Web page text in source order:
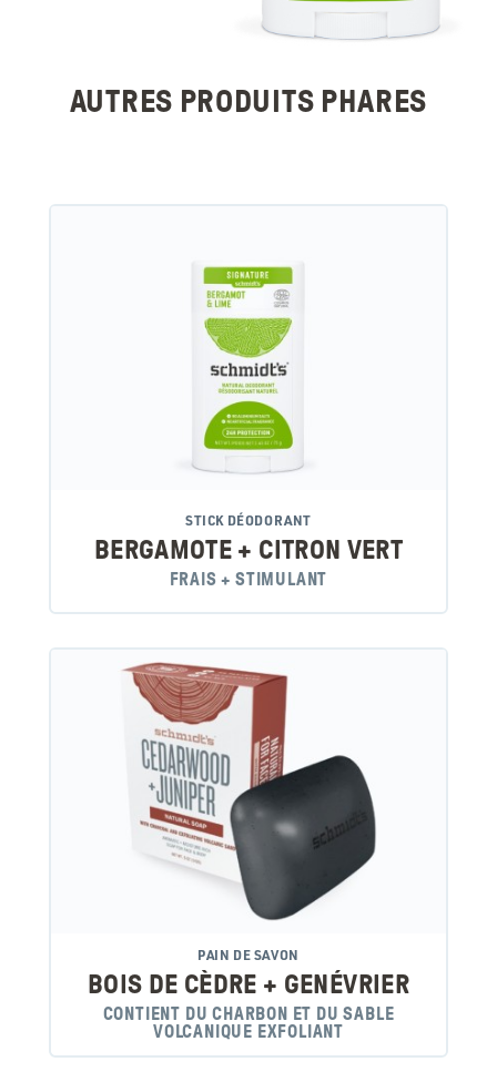
AUTRES PRODUITS PHARES
STICK DÉODORANT
BERGAMOTE + CITRON VERT
FRAIS + STIMULANT
PAIN DE SAVON
BOIS DE CÈDRE + GENÉVRIER
CONTIENT DU CHARBON ET DU SABLE
VOLCANIQUE EXFOLIANT